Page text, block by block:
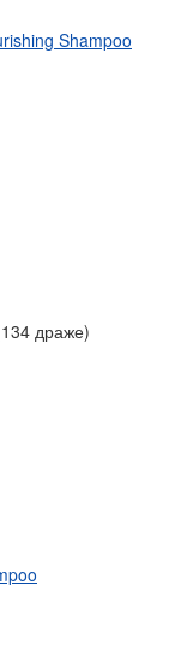
Shampoo
драже)